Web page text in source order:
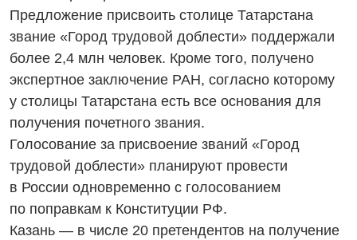
Предложение присвоить столице Татарстана
звание «Город трудовой доблести» поддержали
более 2,4 млн человек. Кроме того, получено
экспертное заключение РАН, согласно которому
у столицы Татарстана есть все основания для
получения почетного звания.
Голосование за присвоение званий «Город
трудовой доблести» планируют провести
в России одновременно с голосованием
по поправкам к Конституции РФ.
Казань — в числе 20 претендентов на получение